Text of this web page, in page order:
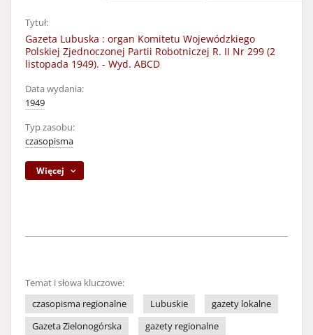
Tytuł:
Gazeta Lubuska : organ Komitetu Wojewódzkiego
Polskiej Zjednoczonej Partii Robotniczej R. II Nr 299 (2
listopada 1949). - Wyd. ABCD
Data wydania:
1949
Typ zasobu:
czasopisma
Więcej
Temat i słowa kluczowe:
czasopisma regionalne
Lubuskie
gazety lokalne
Gazeta Zielonogórska
gazety regionalne